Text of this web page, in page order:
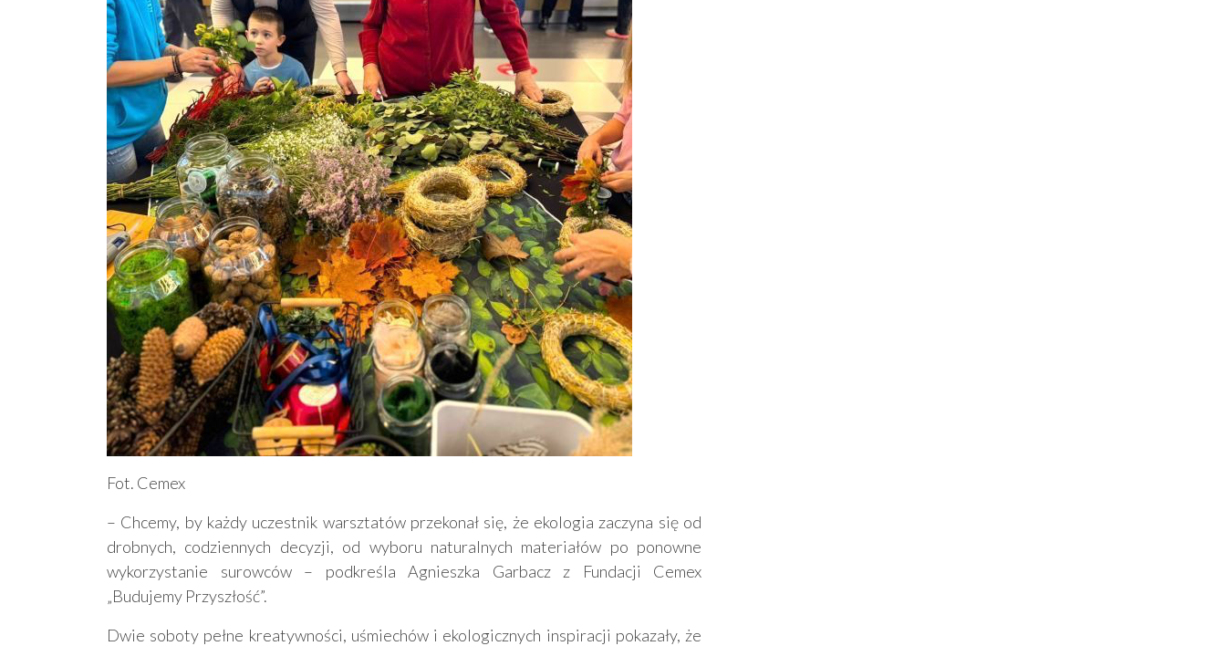
Fot. Cemex
– Chcemy, by każdy uczestnik warsztatów przekonał się, że ekologia zaczyna się od
drobnych, codziennych decyzji, od wyboru naturalnych materiałów po ponowne
wykorzystanie surowców – podkreśla Agnieszka Garbacz z Fundacji Cemex
„Budujemy Przyszłość”.
Dwie soboty pełne kreatywności, uśmiechów i ekologicznych inspiracji pokazały, że